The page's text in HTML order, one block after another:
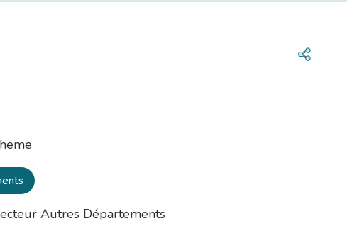
Autres Départements